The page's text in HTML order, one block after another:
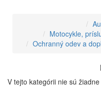
Motocykle,
Ochranný odev a
V tejto kategórii nie sú